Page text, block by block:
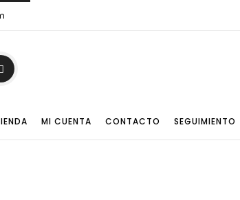
MI CUENTA CONTACTO SEGUIMIENTO